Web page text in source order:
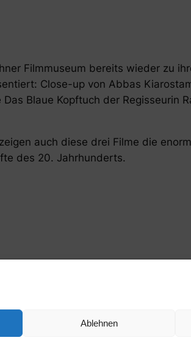
Ablehnen
Filmmuseum bereits wieder zu
Close-up von Abbas
Das Blaue Kopftuch der Regisseurin
auch diese drei Filme die
des 20. Jahrhunderts.